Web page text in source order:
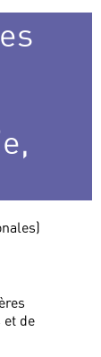
et de